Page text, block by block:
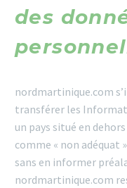
des
nordmartinique.com
transférer les
un pays situé en
comme « non adéquat
sans en informer
nordmartinique.com